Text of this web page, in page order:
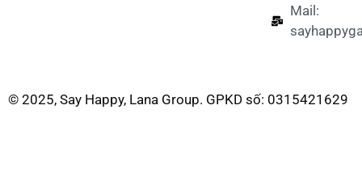
Mail:
© 2025, Say Happy, Lana Group. GPKD số: 0315421629